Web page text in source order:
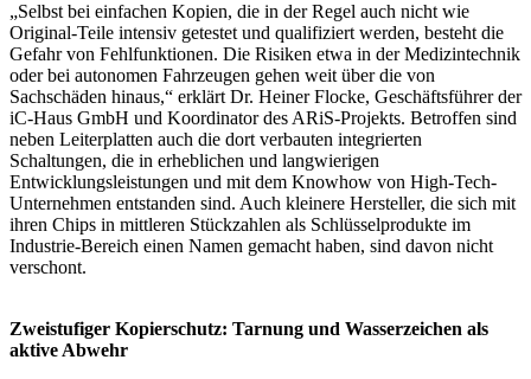
„Selbst bei einfachen Kopien, die in der Regel auch nicht wie
Original-Teile intensiv getestet und qualifiziert werden, besteht die
Gefahr von Fehlfunktionen. Die Risiken etwa in der Medizintechnik
oder bei autonomen Fahrzeugen gehen weit über die von
Sachschäden hinaus,“ erklärt Dr. Heiner Flocke, Geschäftsführer der
iC-Haus GmbH und Koordinator des ARiS-Projekts. Betroffen sind
neben Leiterplatten auch die dort verbauten integrierten
Schaltungen, die in erheblichen und langwierigen
Entwicklungsleistungen und mit dem Knowhow von High-Tech-
Unternehmen entstanden sind. Auch kleinere Hersteller, die sich mit
ihren Chips in mittleren Stückzahlen als Schlüsselprodukte im
Industrie-Bereich einen Namen gemacht haben, sind davon nicht
verschont.
Zweistufiger Kopierschutz: Tarnung und Wasserzeichen als
aktive Abwehr